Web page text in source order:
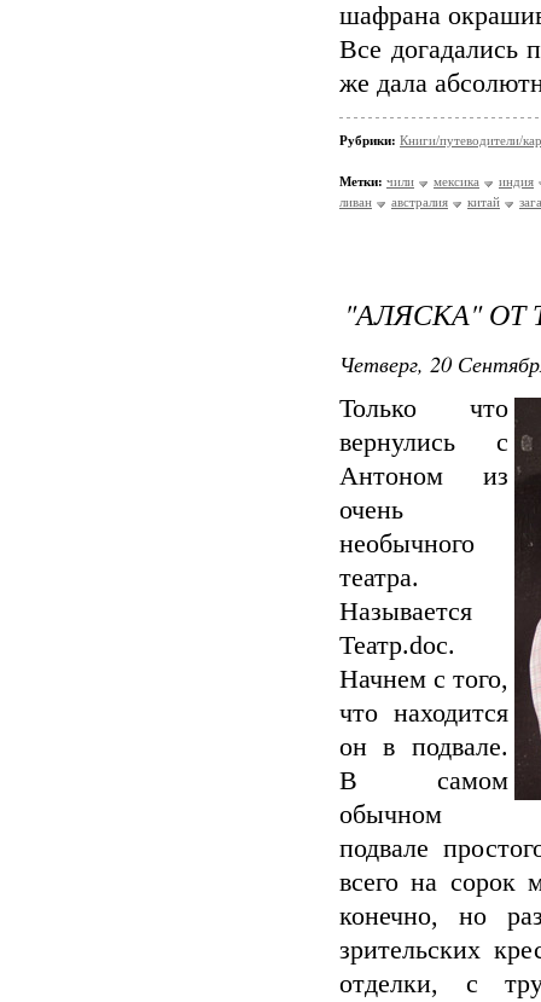
шафрана
Все
же дала
Рубрики: Книги/путеводители/
Метки: чили мексика
индия
ливан
австралия китай
"АЛЯСКА" ОТ
Четверг, 20
Только что
вернулись с
Антоном из
очень
необычного
театра.
Называется
Театр.doc.
Начнем с того,
что находится
он в подвале.
В самом
обычном
подвале
всего на сорок
конечно, но
зрительских
отделки, с